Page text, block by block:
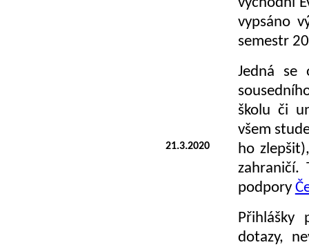
21.3.2020
vypsáno
semestr
Jedná se
školu či
všem
ho
zahraničí.
podpory
dotazy,